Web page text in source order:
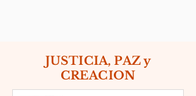
JUSTICIA, PAZ y
CREACION